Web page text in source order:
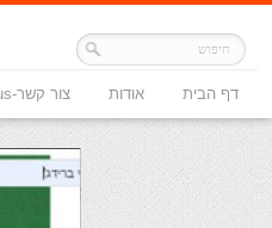
דף הבית אודות צור קשר-Newsletter+contact us